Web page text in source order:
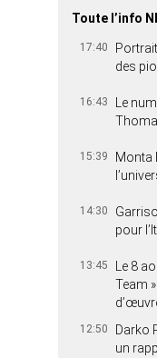
Toute l’info
17:40
des
16:43
Le
15:39
Monta
14:30
pour
13:45
Le 8
Team
12:50
Darko
un